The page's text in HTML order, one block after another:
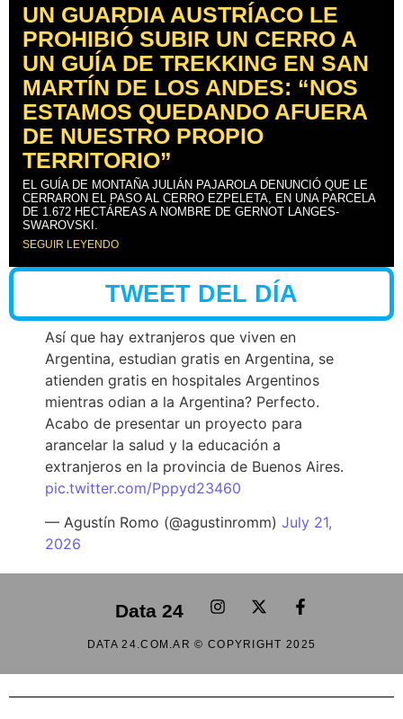
UN GUARDIA AUSTRÍACO LE
PROHIBIÓ SUBIR UN CERRO A
UN GUÍA DE TREKKING EN SAN
MARTÍN DE LOS ANDES: “NOS
ESTAMOS QUEDANDO AFUERA
DE NUESTRO PROPIO
TERRITORIO”
EL GUÍA DE MONTAÑA JULIÁN PAJAROLA DENUNCIÓ QUE LE
CERRARON EL PASO AL CERRO EZPELETA, EN UNA PARCELA
DE 1.672 HECTÁREAS A NOMBRE DE GERNOT LANGES-
SWAROVSKI.
SEGUIR LEYENDO
TWEET DEL DÍA
Así que hay extranjeros que viven en
Argentina, estudian gratis en Argentina, se
atienden gratis en hospitales Argentinos
mientras odian a la Argentina? Perfecto.
Acabo de presentar un proyecto para
arancelar la salud y la educación a
extranjeros en la provincia de Buenos Aires.
pic.twitter.com/Pppyd23460
— Agustín Romo (@agustinromm) July 21,
2026
Data 24
DATA 24.COM.AR © COPYRIGHT 2025